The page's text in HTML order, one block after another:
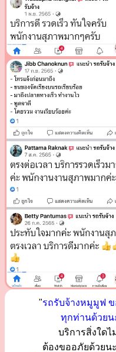
"รถรับจ้างหมูมูฟ
ทุกท่านด้วยน
บริการสิ่งใด
ต้องขออภัยด้วยน